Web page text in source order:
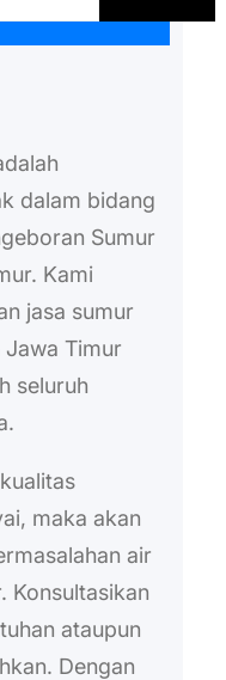
Jawa Timur di
Jawa Timur…
dalam bidang
Sumur
Kami
jasa sumur
Timur
seluruh
maka akan
air
Konsultasikan
ataupun
Dengan